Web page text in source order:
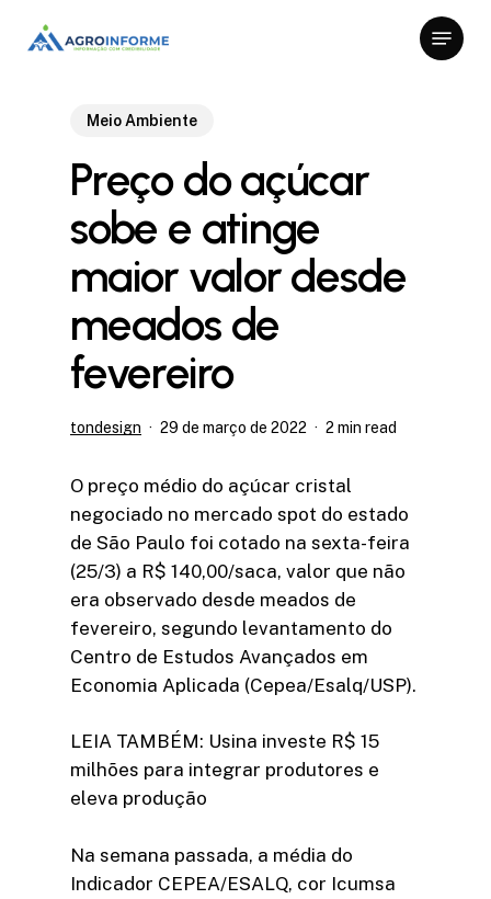
Menu
Meio Ambiente
Preço do açúcar
sobe e atinge
maior valor desde
meados de
fevereiro
tondesign 29 de março de 2022 2 min read
O preço médio do açúcar cristal
negociado no mercado spot do estado
de São Paulo foi cotado na sexta-feira
(25/3) a R$ 140,00/saca, valor que não
era observado desde meados de
fevereiro, segundo levantamento do
Centro de Estudos Avançados em
Economia Aplicada (Cepea/Esalq/USP).
LEIA TAMBÉM: Usina investe R$ 15
milhões para integrar produtores e
eleva produção
Na semana passada, a média do
Indicador CEPEA/ESALQ, cor Icumsa